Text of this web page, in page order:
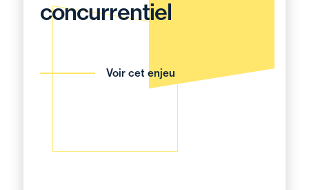
concurrentiel
Voir cet enjeu